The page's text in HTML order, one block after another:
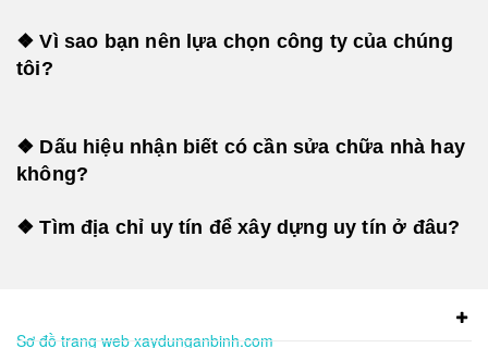
❖ Vì sao bạn nên lựa chọn công ty của chúng
tôi?
❖ Dấu hiệu nhận biết có cần sửa chữa nhà hay
không?
❖ Tìm địa chỉ uy tín để xây dựng uy tín ở đâu?
Sơ đồ trang web xaydunganbinh.com